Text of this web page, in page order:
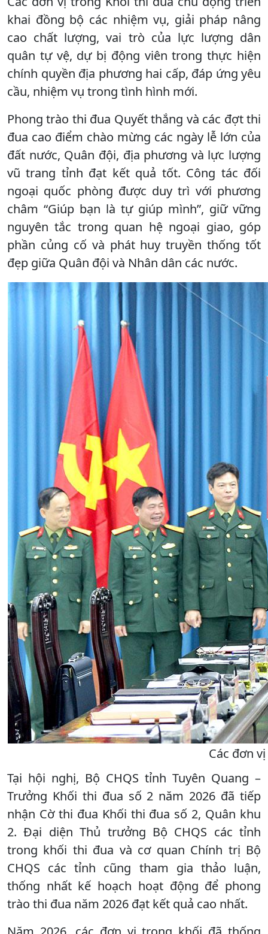
khai đồng bộ các nhiệm vụ, giải pháp nâng
cao chất lượng, vai trò của lực lượng dân
quân tự vệ, dự bị động viên trong thực hiện
chính quyền địa phương hai cấp, đáp ứng yêu
cầu, nhiệm vụ trong tình hình mới.
Phong trào thi đua Quyết thắng và các đợt thi
đua cao điểm chào mừng các ngày lễ lớn của
đất nước, Quân đội, địa phương và lực lượng
vũ trang tỉnh đạt kết quả tốt. Công tác đối
ngoại quốc phòng được duy trì với phương
châm “Giúp bạn là tự giúp mình”, giữ vững
nguyên tắc trong quan hệ ngoại giao, góp
phần củng cố và phát huy truyền thống tốt
đẹp giữa Quân đội và Nhân dân các nước.
Các đơn
Tại hội nghị, Bộ CHQS tỉnh Tuyên Quang –
Trưởng Khối thi đua số 2 năm 2026 đã tiếp
nhận Cờ thi đua Khối thi đua số 2, Quân khu
2. Đại diện Thủ trưởng Bộ CHQS các tỉnh
trong khối thi đua và cơ quan Chính trị Bộ
CHQS các tỉnh cũng tham gia thảo luận,
thống nhất kế hoạch hoạt động để phong
trào thi đua năm 2026 đạt kết quả cao nhất.